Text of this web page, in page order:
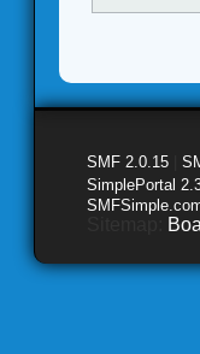
SMF 2.0.15
SimplePortal